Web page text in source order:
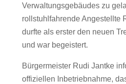
Verwaltungsgebäudes zu
rollstuhlfahrende Angestellte
durfte als erster den neuen
und war begeistert.
Bürgermeister Rudi Jantke
offiziellen Inbetriebnahme,